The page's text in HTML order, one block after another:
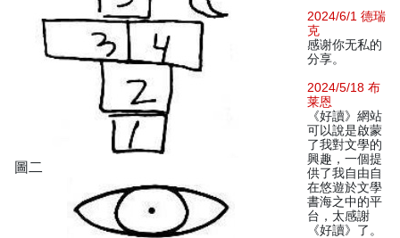
圖二
2024/6/1 德瑞
克
感谢你无私的
分享。
2024/5/18 布
莱恩
《好讀》網站
可以說是啟蒙
了我對文學的
興趣，一個提
供了我自由自
在悠遊於文學
書海之中的平
台，太感謝
《好讀》了。